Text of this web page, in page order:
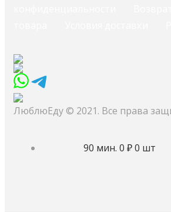
ЛюблюЕду © 2021. Все права
90 мин. 0 ₽0 шт